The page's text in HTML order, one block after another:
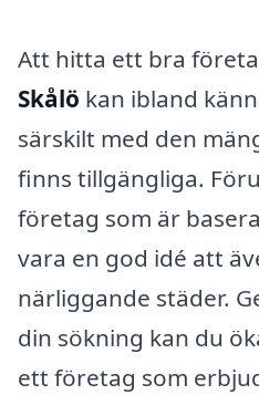
Att hitta ett bra
Skålö kan ibland
särskilt med den
finns tillgängliga.
företag som är
vara en god idé att
närliggande städer.
din sökning kan du
ett företag som